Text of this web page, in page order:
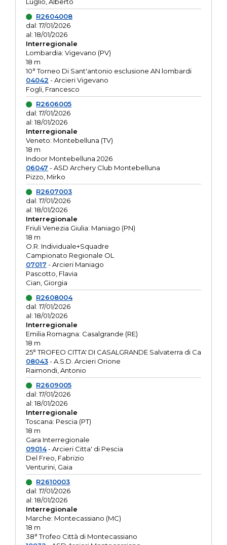
R2604008
dal: 17/01/2026
al: 18/01/2026
Interregionale
Lombardia: Vigevano (PV)
18 m
10° Torneo Di Sant'antonio esclusione AN lombardi
04042 - Arcieri Vigevano
Fogli, Francesco
R2606005
dal: 17/01/2026
al: 18/01/2026
Interregionale
Veneto: Montebelluna (TV)
18 m
Indoor Montebelluna 2026
06047 - ASD Archery Club Montebelluna
Pizzo, Mirko
R2607003
dal: 17/01/2026
al: 18/01/2026
Interregionale
Friuli Venezia Giulia: Maniago (PN)
18 m
O.R. Individuale+Squadre
Campionato Regionale OL
07017 - Arcieri Maniago
Pascotto, Flavia
Cian, Giorgia
R2608004
dal: 17/01/2026
al: 18/01/2026
Interregionale
Emilia Romagna: Casalgrande (RE)
18 m
25° TROFEO CITTA' DI CASALGRANDE Salvaterra di Ca
08043- A.S.D. Arcieri Orione
Raimondi, Antonio
R2609005
dal: 17/01/2026
al: 18/01/2026
Interregionale
Toscana: Pescia (PT)
18 m
Gara Interregionale
09014- Arcieri Citta' di Pescia
Del Freo, Fabrizio
Venturini, Gaia
R2610003
dal: 17/01/2026
al: 18/01/2026
Interregionale
Marche: Montecassiano (MC)
18 m
38° Trofeo Città di Montecassiano